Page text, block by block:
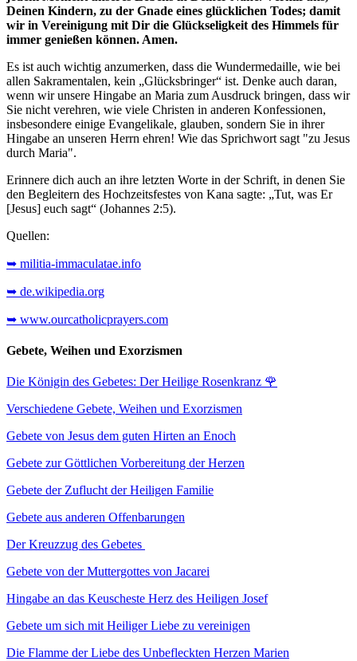
Deinen Kindern, zu der Gnade eines glücklichen Todes; damit
wir in Vereinigung mit Dir die Glückseligkeit des Himmels für
immer genießen können. Amen.
Es ist auch wichtig anzumerken, dass die Wundermedaille, wie bei
allen Sakramentalen, kein „Glücksbringer“ ist. Denke auch daran,
wenn wir unsere Hingabe an Maria zum Ausdruck bringen, dass wir
Sie nicht verehren, wie viele Christen in anderen Konfessionen,
insbesondere einige Evangelikale, glauben, sondern Sie in ihrer
Hingabe an unseren Herrn ehren! Wie das Sprichwort sagt "zu Jesus
durch Maria".
Erinnere dich auch an ihre letzten Worte in der Schrift, in denen Sie
den Begleitern des Hochzeitsfestes von Kana sagte: „Tut, was Er
[Jesus] euch sagt“ (Johannes 2:5).
Quellen:
➥ militia-immaculatae.info
➥ de.wikipedia.org
➥ www.ourcatholicprayers.com
Gebete, Weihen und Exorzismen
Die Königin des Gebetes: Der Heilige Rosenkranz 🌹
Verschiedene Gebete, Weihen und Exorzismen
Gebete von Jesus dem guten Hirten an Enoch
Gebete zur Göttlichen Vorbereitung der Herzen
Gebete der Zuflucht der Heiligen Familie
Gebete aus anderen Offenbarungen
Der Kreuzzug des Gebetes
Gebete von der Muttergottes von Jacarei
Hingabe an das Keuscheste Herz des Heiligen Josef
Gebete um sich mit Heiliger Liebe zu vereinigen
Die Flamme der Liebe des Unbefleckten Herzen Marien